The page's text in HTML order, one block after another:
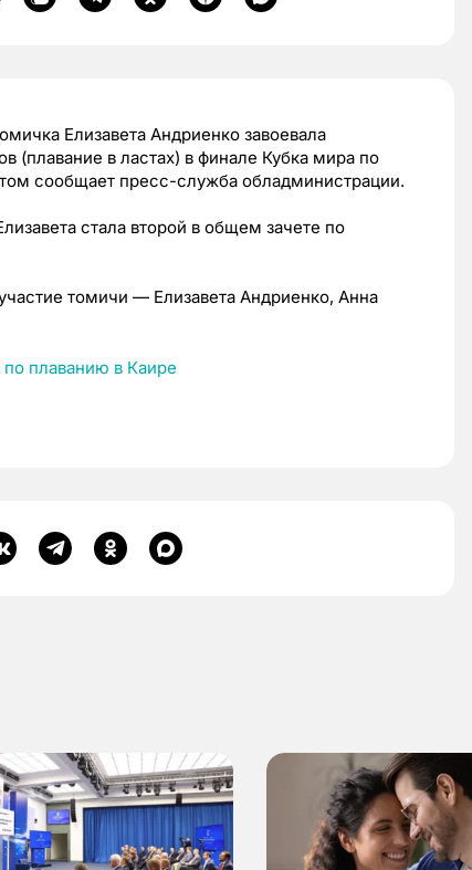
Елизавета Андриенко завоевала
(плавание в ластах) в финале Кубка мира по
сообщает пресс-служба обладминистрации.
стала второй в общем зачете по
томичи — Елизавета Андриенко, Анна